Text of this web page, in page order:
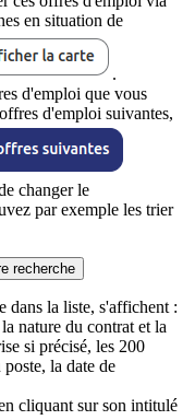
en situation de
.
d'emploi que vous
d'emploi suivantes,
changer le
par exemple les trier
recherche
dans la liste, s'affichent :
nature du contrat et la
si précisé, les 200
la date de
cliquant sur son intitulé